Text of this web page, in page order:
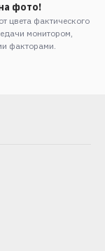
фото!
цвета фактического
монитором,
факторами.